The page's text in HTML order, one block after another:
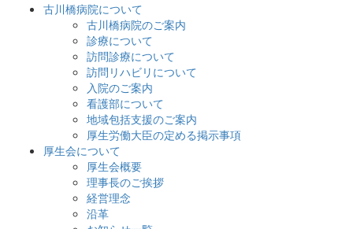
古川橋病院について
古川橋病院のご案内
診療について
訪問診療について
訪問リハビリについて
入院のご案内
看護部について
地域包括支援のご案内
厚生労働大臣の定める掲示事項
厚生会について
厚生会概要
理事長のご挨拶
経営理念
沿革